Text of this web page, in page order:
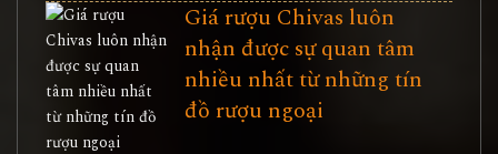
Giá rượu Chivas luôn
nhận được sự quan tâm
nhiều nhất từ những tín
đồ rượu ngoại